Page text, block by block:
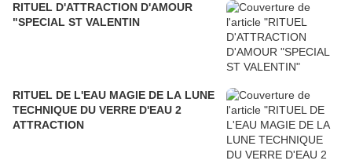
RITUEL D'ATTRACTION D'AMOUR
"SPECIAL ST VALENTIN
RITUEL DE L'EAU MAGIE DE LA LUNE
TECHNIQUE DU VERRE D'EAU 2
ATTRACTION